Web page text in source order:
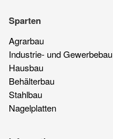
Sparten
Agrarbau
Industrie- und Gewerbebau
Hausbau
Behälterbau
Stahlbau
Nagelplatten